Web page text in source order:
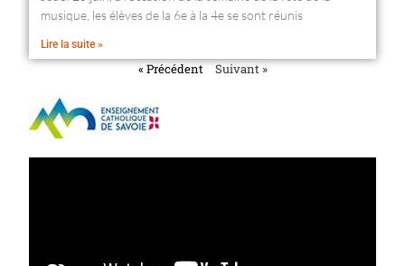
musique, les élèves de la 6e à la 4e se sont réunis
Lire la suite »
« Précédent Suivant »